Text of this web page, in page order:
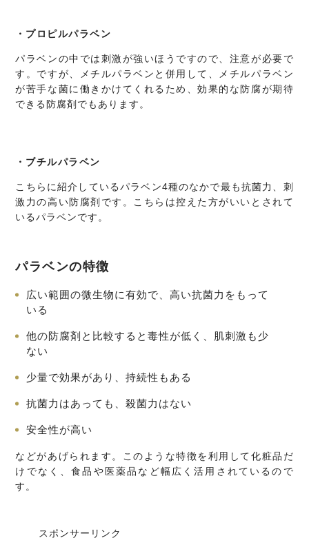
プロピルパラベン
パラベンの中では刺激が強いほうですので、注意が必要で
す。ですが、メチルパラベンと併用して、メチルパラベン
が苦手な菌に働きかけてくれるため、効果的な防腐が期待
できる防腐剤でもあります。
ブチルパラベン
こちらに紹介しているパラベン4種のなかで最も抗菌力、刺
激力の高い防腐剤です。こちらは控えた方がいいとされて
いるパラベンです。
パラベンの特徴
広い範囲の微生物に有効で、高い抗菌力をもって
いる
他の防腐剤と比較すると毒性が低く、肌刺激も少
ない
少量で効果があり、持続性もある
抗菌力はあっても、殺菌力はない
安全性が高い
などがあげられます。このような特徴を利用して化粧品だ
けでなく、食品や医薬品など幅広く活用されているので
す。
スポンサーリンク